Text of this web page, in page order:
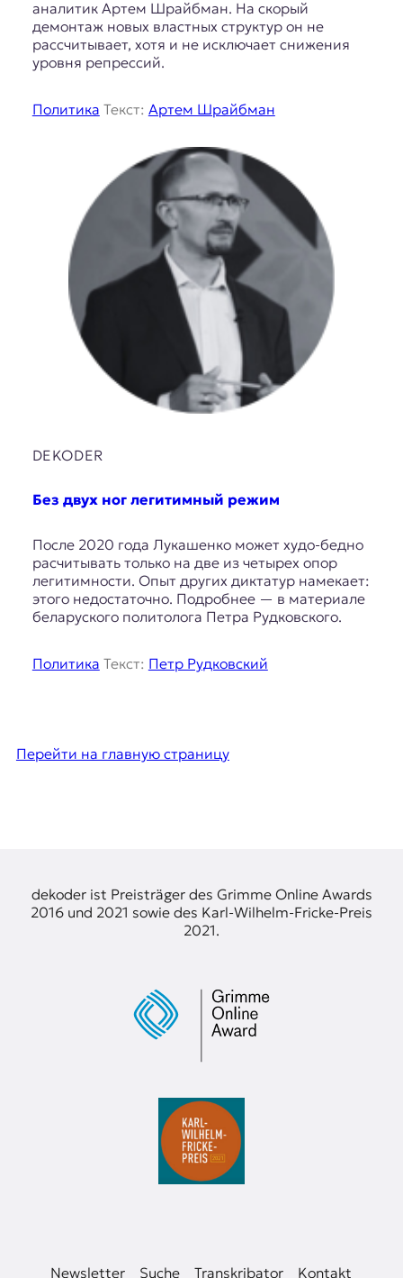
аналитик Артем Шрайбман. На скорый
демонтаж новых властных структур он не
рассчитывает, хотя и не исключает снижения
уровня репрессий.
Политика Текст: Артем Шрайбман
DEKODER
Без двух ног легитимный режим
После 2020 года Лукашенко может худо-бедно
расчитывать только на две из четырех опор
легитимности. Опыт других диктатур намекает:
этого недостаточно. Подробнее — в материале
беларуского политолога Петра Рудковского.
Политика Текст: Петр Рудковский
Перейти на главную страницу
dekoder ist Preisträger des Grimme Online Awards
2016 und 2021 sowie des Karl-Wilhelm-Fricke-Preis
2021.
Newsletter Suche Transkribator Kontakt